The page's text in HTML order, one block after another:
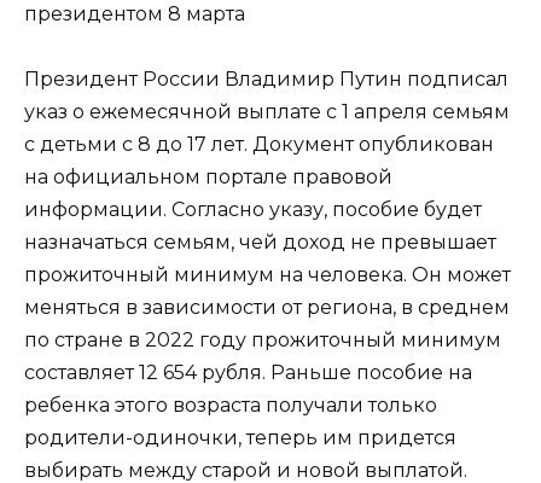
президентом 8 марта
Президент России Владимир Путин подписал
указ о ежемесячной выплате с 1 апреля семьям
с детьми с 8 до 17 лет. Документ опубликован
на официальном портале правовой
информации. Согласно указу, пособие будет
назначаться семьям, чей доход не превышает
прожиточный минимум на человека. Он может
меняться в зависимости от региона, в среднем
по стране в 2022 году прожиточный минимум
составляет 12 654 рубля. Раньше пособие на
ребенка этого возраста получали только
родители-одиночки, теперь им придется
выбирать между старой и новой выплатой.